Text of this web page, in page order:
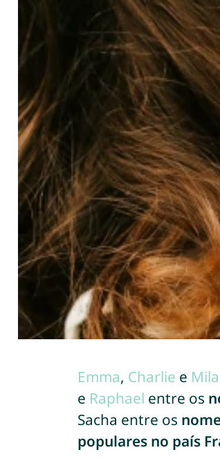
Emma, Charlie e Mila
e Raphael entre os
Sacha entre os
populares no país